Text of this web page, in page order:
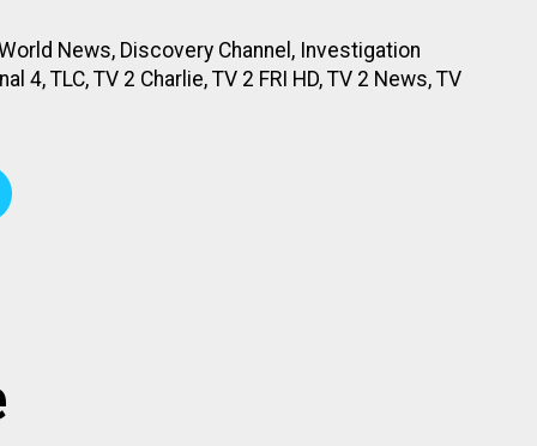
News, Discovery Channel, Investigation
4, TLC, TV 2 Charlie, TV 2 FRI HD, TV 2 News, TV